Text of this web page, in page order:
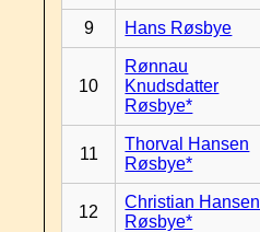
9 Hans Røsbye
10
Rønnau
Knudsdatter
Røsbye*
11
Thorval Hansen
Røsbye*
12
Christian Hansen
Røsbye*